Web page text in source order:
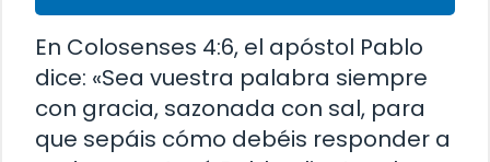
En Colosenses 4:6, el apóstol Pablo
dice: «Sea vuestra palabra siempre
con gracia, sazonada con sal, para
que sepáis cómo debéis responder a